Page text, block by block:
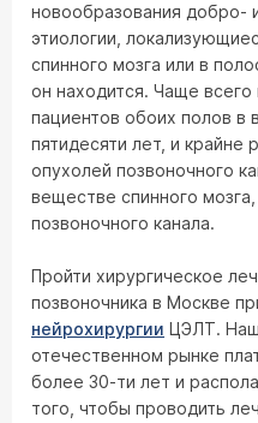
новообразования добро-
этиологии,
спинного мозга или в
он находится. Чаще
пациентов обоих полов в
пятидесяти лет, и
опухолей позвоночного
веществе спинного
позвоночного канала.
Пройти хирургическое
позвоночника в Москве
нейрохирургии ЦЭЛТ.
отечественном рынке
более 30-ти лет и
того, чтобы проводить